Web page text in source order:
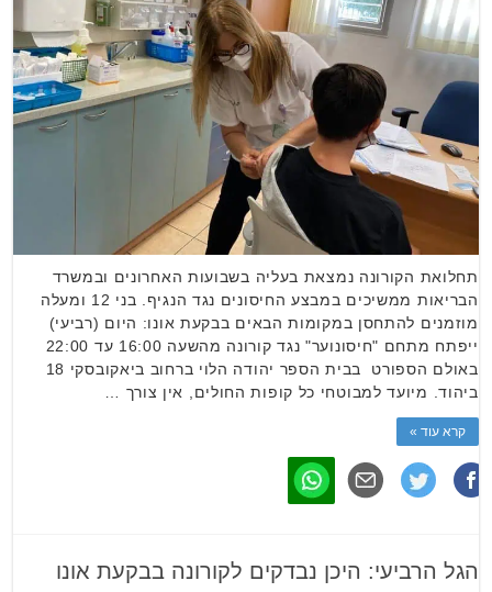
תחלואת הקורונה נמצאת בעליה בשבועות האחרונים ובמשרד
הבריאות ממשיכים במבצע החיסונים נגד הנגיף. בני 12 ומעלה
מוזמנים להתחסן במקומות הבאים בבקעת אונו: היום (רביעי)
ייפתח מתחם "חיסונוער" נגד קורונה מהשעה 16:00 עד 22:00
באולם הספורט בבית הספר יהודה הלוי ברחוב ביאקובסקי 18
ביהוד. מיועד למבוטחי כל קופות החולים, אין צורך …
קרא עוד »
הגל הרביעי: היכן נבדקים לקורונה בבקעת אונו